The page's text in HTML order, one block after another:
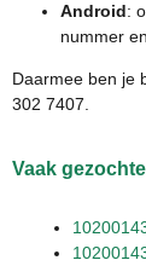
Android:
nummer
Daarmee ben je
302 7407.
Vaak